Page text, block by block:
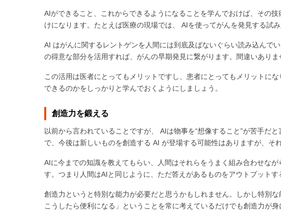
AIができること、これからできるようになることを学んでおけば、その
けになります。たとえば医療の現場では、 AIを使ってがんを発見する試み
AI はがんに関するレントゲンを人間には到底及ばないぐらい読み込んで
の得意な部分を活用すれば、がんの早期発見に繋がります。間違いありま
この活用は医者にとってもメリットですし、患者にとってもメリットに
できるのかをしっかりと学んでおくようにしましょう。
創造力を鍛える
以前から言われていることですが、 AIは物事を“想像すること”が苦手だ
で、今後は新しいものを創造する AI が登場する可能性はありますが、そ
AIに今までの知識を教えてもらい、人間はそれらをうまく組み合わせな
す。つまり人間はAIと同じように、ただ答えがあるものをアウトプットす
創造力というと特別な能力が必要だと思うかもしれません。しかし特別
こうしたら便利になる」ということを常に考えているだけでも創造力が身